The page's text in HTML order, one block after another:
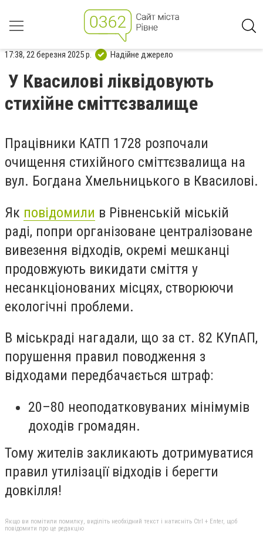
17:38, 22 березня 2025 р. Надійне джерело
У Квасилові ліквідовують
стихійне сміттєзвалище
Працівники КАТП 1728 розпочали
очищення стихійного сміттєзвалища на
вул. Богдана Хмельницького в Квасилові.
Як повідомили в Рівненській міській
раді, попри організоване централізоване
вивезення відходів, окремі мешканці
продовжують викидати сміття у
несанкціонованих місцях, створюючи
екологічні проблеми.
В міськраді нагадали, що за ст. 82 КУпАП,
порушення правил поводження з
відходами передбачається штраф:
20–80 неоподатковуваних мінімумів
доходів громадян.
Тому жителів закликають дотримуватися
правил утилізації відходів і берегти
довкілля!
Якщо ви помітили помилку, виділіть необхідний текст і натисніть Ctrl + Enter, щоб
повідомити про це редакцію